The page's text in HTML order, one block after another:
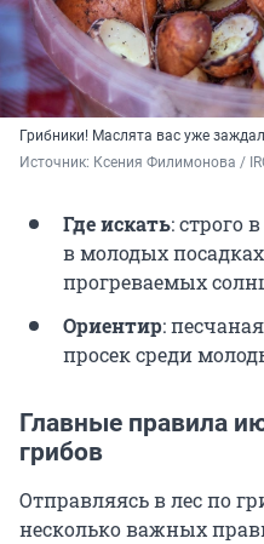
Грибники! Маслята вас уже
Источник: Ксения Филимонова /
Где искать: строго
в молодых
прогреваемых
Ориентир:
просек среди
Главные правила
грибов
Отправляясь в лес по
несколько важных